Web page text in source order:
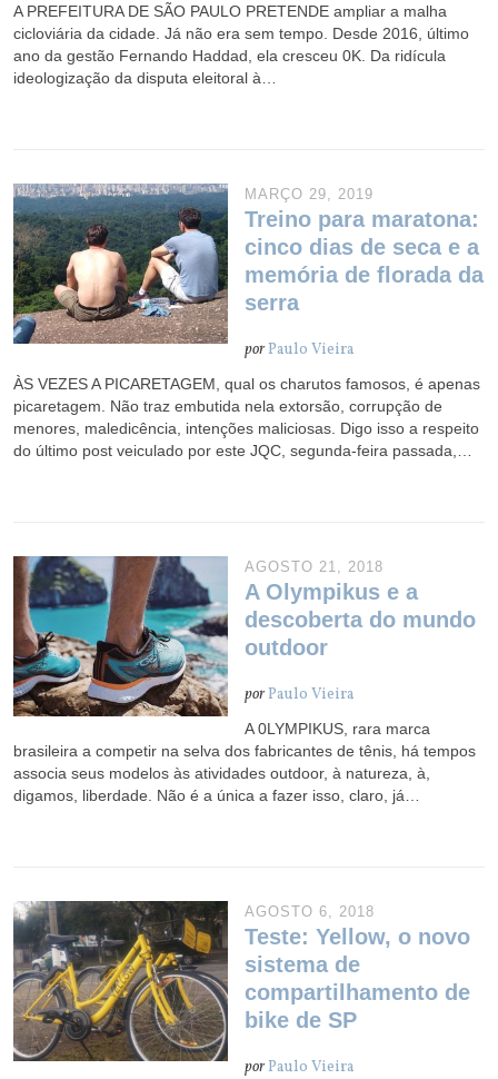
A PREFEITURA DE SÃO PAULO PRETENDE ampliar a malha
cicloviária da cidade. Já não era sem tempo. Desde 2016, último
ano da gestão Fernando Haddad, ela cresceu 0K. Da ridícula
ideologização da disputa eleitoral à…
MARÇO 29, 2019
Treino para maratona:
cinco dias de seca e a
memória de florada da
serra
porPaulo Vieira
ÀS VEZES A PICARETAGEM, qual os charutos famosos, é apenas
picaretagem. Não traz embutida nela extorsão, corrupção de
menores, maledicência, intenções maliciosas. Digo isso a respeito
do último post veiculado por este JQC, segunda-feira passada,…
AGOSTO 21, 2018
A Olympikus e a
descoberta do mundo
outdoor
porPaulo Vieira
A 0LYMPIKUS, rara marca
brasileira a competir na selva dos fabricantes de tênis, há tempos
associa seus modelos às atividades outdoor, à natureza, à,
digamos, liberdade. Não é a única a fazer isso, claro, já…
AGOSTO 6, 2018
Teste: Yellow, o novo
sistema de
compartilhamento de
bike de SP
porPaulo Vieira